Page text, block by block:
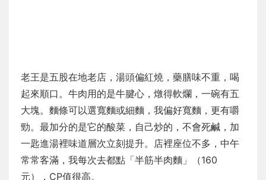
老王是五股在地老店，湯頭偏紅燒，藥膳味不重，喝
起來順口。牛肉用的是牛腱心，燉得軟爛，一碗有五
大塊。麵條可以選寬麵或細麵，我偏好寬麵，更有嚼
勁。最加分的是它的酸菜，自己炒的，不會死鹹，加
一匙進湯裡味道層次立刻提升。店裡座位不多，中午
常常客滿，我每次去都點「半筋半肉麵」（160
元），CP值很高。